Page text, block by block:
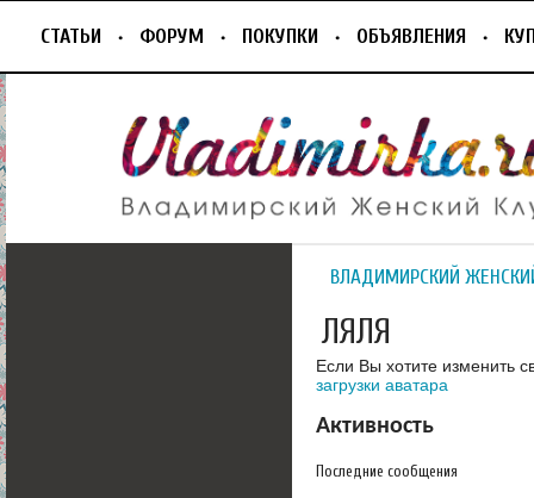
СТАТЬИ ФОРУМ ПОКУПКИ ОБЪЯВЛЕНИЯ
ВЛАДИМИРСКИЙ
ЛЯЛЯ
Если Вы хотите изменить
загрузки аватара
Активность
Последние сообщения